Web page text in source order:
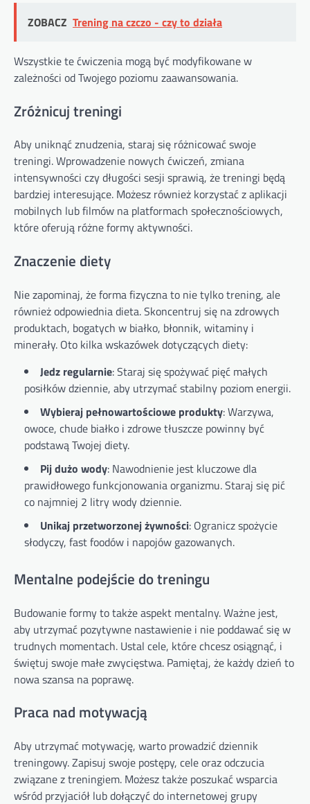
ZOBACZ Trening na czczo - czy to działa
Wszystkie te ćwiczenia mogą być modyfikowane w
zależności od Twojego poziomu zaawansowania.
Zróżnicuj treningi
Aby uniknąć znudzenia, staraj się różnicować swoje
treningi. Wprowadzenie nowych ćwiczeń, zmiana
intensywności czy długości sesji sprawią, że treningi będą
bardziej interesujące. Możesz również korzystać z aplikacji
mobilnych lub filmów na platformach społecznościowych,
które oferują różne formy aktywności.
Znaczenie diety
Nie zapominaj, że forma fizyczna to nie tylko trening, ale
również odpowiednia dieta. Skoncentruj się na zdrowych
produktach, bogatych w białko, błonnik, witaminy i
minerały. Oto kilka wskazówek dotyczących diety:
Jedz regularnie: Staraj się spożywać pięć małych
posiłków dziennie, aby utrzymać stabilny poziom energii.
Wybieraj pełnowartościowe produkty: Warzywa,
owoce, chude białko i zdrowe tłuszcze powinny być
podstawą Twojej diety.
Pij dużo wody: Nawodnienie jest kluczowe dla
prawidłowego funkcjonowania organizmu. Staraj się pić
co najmniej 2 litry wody dziennie.
Unikaj przetworzonej żywności: Ogranicz spożycie
słodyczy, fast foodów i napojów gazowanych.
Mentalne podejście do treningu
Budowanie formy to także aspekt mentalny. Ważne jest,
aby utrzymać pozytywne nastawienie i nie poddawać się w
trudnych momentach. Ustal cele, które chcesz osiągnąć, i
świętuj swoje małe zwycięstwa. Pamiętaj, że każdy dzień to
nowa szansa na poprawę.
Praca nad motywacją
Aby utrzymać motywację, warto prowadzić dziennik
treningowy. Zapisuj swoje postępy, cele oraz odczucia
związane z treningiem. Możesz także poszukać wsparcia
wśród przyjaciół lub dołączyć do internetowej grupy